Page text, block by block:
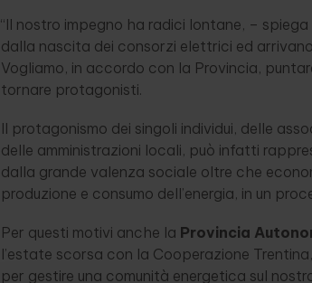
“Il nostro impegno ha radici lontane, –
dalla nascita dei consorzi elettrici ed
Vogliamo, in accordo con la Provincia,
tornare protagonisti.
Il protagonismo dei singoli individui, delle
delle amministrazioni locali, può infatti
dalla grande valenza sociale oltre che
produzione e consumo dell’energia, in un
Per questi motivi anche la Provincia
l’estate scorsa con la Cooperazione
per gestire una comunità energetica sul